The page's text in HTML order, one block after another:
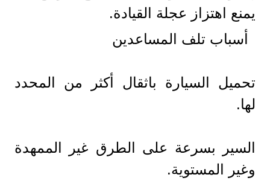
يمنع اهتزاز عجلة القيادة.
أسباب تلف المساعدين
تحميل السيارة باثقال أكثر من المحدد
لها.
السير بسرعة على الطرق غير الممهدة
وغير المستوية.